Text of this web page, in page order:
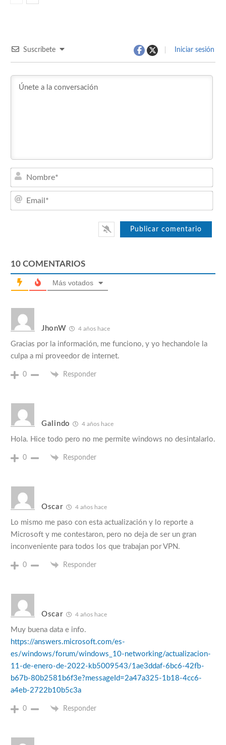
Suscríbete Iniciar sesión
10 COMENTARIOS
Más votados
JhonW 4 años hace
Gracias por la información, me funciono, y yo hechandole la
culpa a mi proveedor de internet.
0 Responder
Galindo 4 años hace
Hola. Hice todo pero no me permite windows no desintalarlo.
0 Responder
Oscar 4 años hace
Lo mismo me paso con esta actualización y lo reporte a
Microsoft y me contestaron, pero no deja de ser un gran
inconveniente para todos los que trabajan por VPN.
0 Responder
Oscar 4 años hace
Muy buena data e info.
https://answers.microsoft.com/es-
es/windows/forum/windows_10-networking/actualizacion-
11-de-enero-de-2022-kb5009543/1ae3ddaf-6bc6-42fb-
b67b-80b2581b6f3e?messageId=2a47a325-1b18-4cc6-
a4eb-2722b10b5c3a
0 Responder